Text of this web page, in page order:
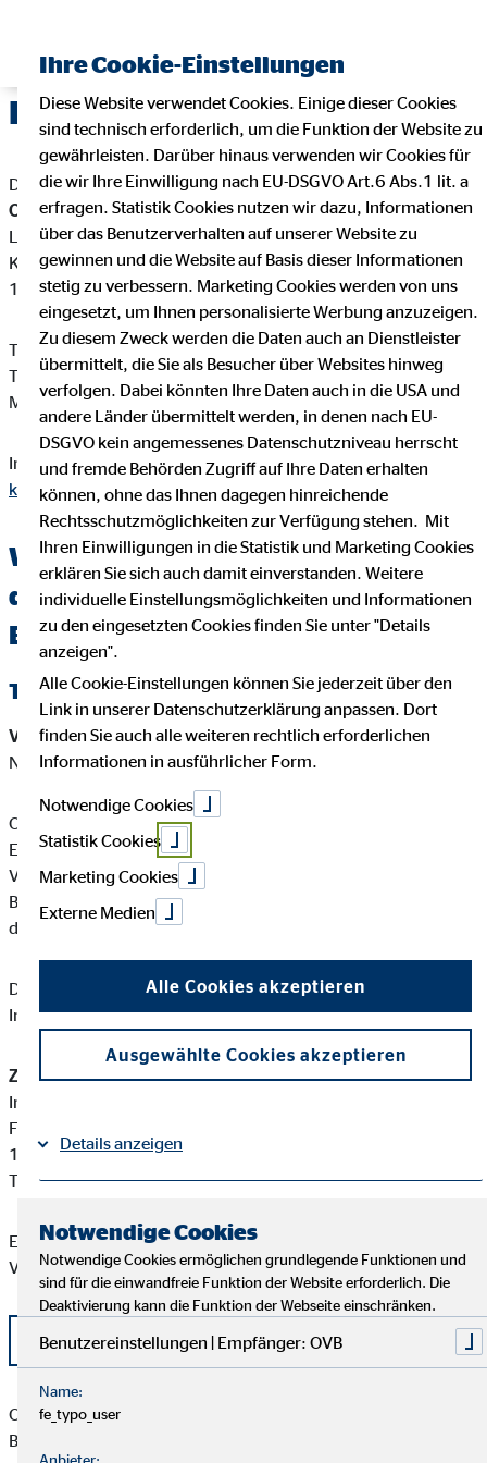
Impressum
Dieser Internetauftritt ist ein Angebot von:
Olaf-Torsten Krop
Landesdirektor für die OVB Vermögensberatung AG
Kurfürstenstr. 84
10787 Berlin
Telefon: +49 30 8823193
Telefax: +49 30 8832728
Mail:krop@ovb.de
Internet:https://www.ovb.de/finanzberater/berlin-olaf-torsten-
krop.html
Wichtige Kundeninformationen über
den OVB Berater Olaf-Torsten Krop in
Berlin
Tätigkeitsart
Versicherungsvermittler-Registernummer:D-00XW-
NFGW9-65
Olaf-Torsten Krop ist ein Versicherungsvertreter mit
Erlaubnispflicht nach § 34 d Abs. 1 GewO, eingetragen in das
Vermittlerregister gemäß § 34d Abs. 10 GewO,
Bundesrepublik Deutschland Berufsrechtliche Regelung: § 34
d GewO, §§ 59 - 68 VVG, VersVermV
Diese berufsrechtlichen Regelungen können Sie auf folgender
Internetseite einsehen:www.gesetze-im-internet.de
Zuständige Erlaubnisbehörde:
Industrie- und Handelskammer zu Berlin
Fasanenstraße 85
10623 Berlin
Tel: +49 30 315100
Eine aktuelle Auflistung der Produktpartner der OVB
Vermögensberatung AG finden Sie hier:
Liste OVB Produktpartner als PDF
Olaf-Torsten Krop besitzt weder direkte noch indirekte
Beteiligungen von über zehn Prozent an den Stimmrechten
Ihre Cookie-Einstellungen
Diese Website verwendet Cookies. Einige dieser Cookies
sind technisch erforderlich, um die Funktion der Website zu
gewährleisten. Darüber hinaus verwenden wir Cookies für
die wir Ihre Einwilligung nach EU-DSGVO Art.6 Abs.1 lit. a
erfragen. Statistik Cookies nutzen wir dazu, Informationen
über das Benutzerverhalten auf unserer Website zu
gewinnen und die Website auf Basis dieser Informationen
stetig zu verbessern. Marketing Cookies werden von uns
eingesetzt, um Ihnen personalisierte Werbung anzuzeigen.
Zu diesem Zweck werden die Daten auch an Dienstleister
übermittelt, die Sie als Besucher über Websites hinweg
verfolgen. Dabei könnten Ihre Daten auch in die USA und
andere Länder übermittelt werden, in denen nach EU-
DSGVO kein angemessenes Datenschutzniveau herrscht
und fremde Behörden Zugriff auf Ihre Daten erhalten
können, ohne das Ihnen dagegen hinreichende
Rechtsschutzmöglichkeiten zur Verfügung stehen. Mit
Ihren Einwilligungen in die Statistik und Marketing Cookies
erklären Sie sich auch damit einverstanden. Weitere
individuelle Einstellungsmöglichkeiten und Informationen
zu den eingesetzten Cookies finden Sie unter "Details
anzeigen".
Alle Cookie-Einstellungen können Sie jederzeit über den
Link in unserer Datenschutzerklärung anpassen. Dort
finden Sie auch alle weiteren rechtlich erforderlichen
Informationen in ausführlicher Form.
Notwendige Cookies
Statistik Cookies
Marketing Cookies
Externe Medien
Alle Cookies akzeptieren
Ausgewählte Cookies akzeptieren
Details anzeigen
Notwendige Cookies
Notwendige Cookies ermöglichen grundlegende Funktionen und
sind für die einwandfreie Funktion der Website erforderlich. Die
Deaktivierung kann die Funktion der Webseite einschränken.
Benutzereinstellungen | Empfänger: OVB
Name:
fe_typo_user
Anbieter: